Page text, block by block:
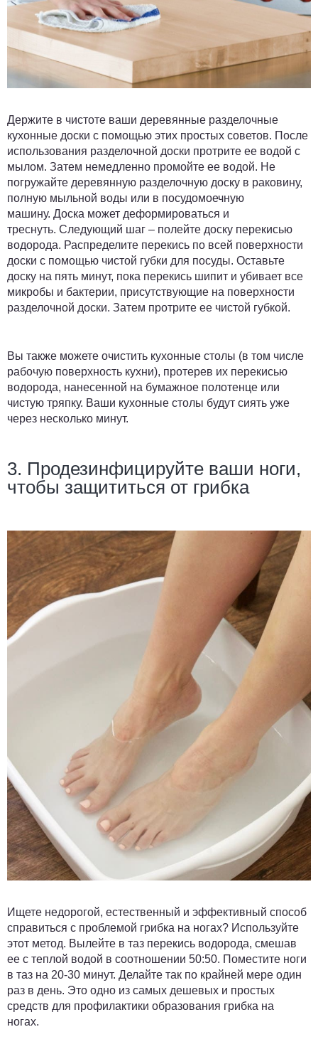
Держите в чистоте ваши деревянные разделочные
кухонные доски с помощью этих простых советов. После
использования разделочной доски протрите ее водой с
мылом. Затем немедленно промойте ее водой. Не
погружайте деревянную разделочную доску в раковину,
полную мыльной воды или в посудомоечную
машину. Доска может деформироваться и
треснуть. Следующий шаг – полейте доску перекисью
водорода. Распределите перекись по всей поверхности
доски с помощью чистой губки для посуды. Оставьте
доску на пять минут, пока перекись шипит и убивает все
микробы и бактерии, присутствующие на поверхности
разделочной доски. Затем протрите ее чистой губкой.
Вы также можете очистить кухонные столы (в том числе
рабочую поверхность кухни), протерев их перекисью
водорода, нанесенной на бумажное полотенце или
чистую тряпку. Ваши кухонные столы будут сиять уже
через несколько минут.
3. Продезинфицируйте ваши ноги,
чтобы защититься от грибка
Ищете недорогой, естественный и эффективный способ
справиться с проблемой грибка на ногах? Используйте
этот метод. Вылейте в таз перекись водорода, смешав
ее с теплой водой в соотношении 50:50. Поместите ноги
в таз на 20-30 минут. Делайте так по крайней мере один
раз в день. Это одно из самых дешевых и простых
средств для профилактики образования грибка на
ногах.